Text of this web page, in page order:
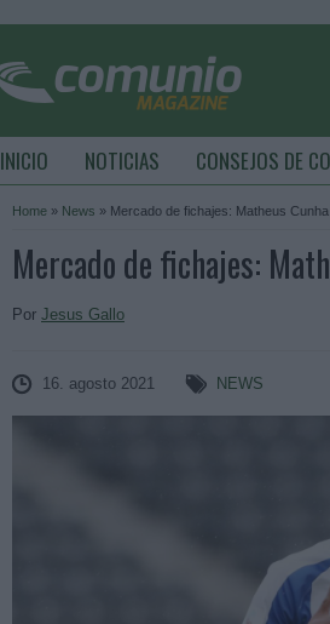
INICIO NOTICIAS CONSEJOS DE
Home » News » Mercado de fichajes: Matheus
Mercado de fichajes:
Por Jesus Gallo
16. agosto 2021 NEWS